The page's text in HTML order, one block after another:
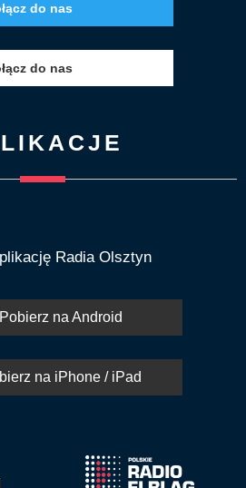
do nas
do nas
Radia Olsztyn
Pobierz na Android
na iPhone / iPad